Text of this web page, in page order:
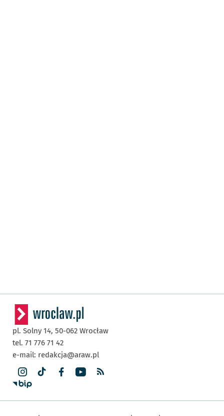
pl. Solny 14, 50-062 Wrocław
tel. 71 776 71 42
e-mail: redakcja@araw.pl